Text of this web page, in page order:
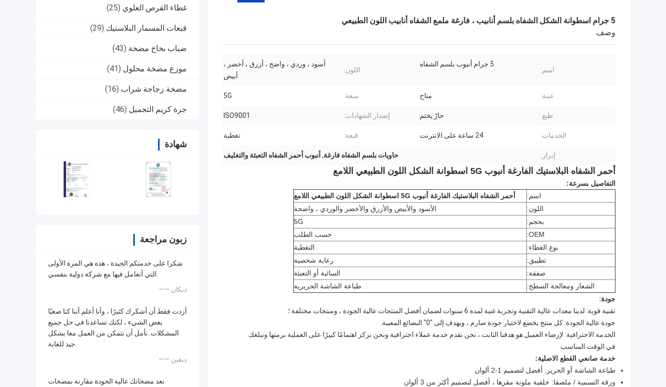
غطاء القرص العلوي (25)
قبعات المسمار البلاستيك (29)
ضباب بخاخ مضخة (43)
موزع مضخة محلول (41)
مضخة زجاجة شراب (16)
جرة كريم التجميل (46)
شهادة
زبون مراجعة
شكرا على خدمتكم الجيدة ، هذه هي المرة الأولى
التي أتعامل فيها مع شركة دولية بنفسي.
—— دنكان
أردت فقط أن أشكرك كثيرًا ، وأنا أعلم أننا كنا صعبًا
بعض الشيء ، لكنك تساعدنا في حل جميع
المشكلات. نأمل أن نتمكن من العمل معا بشكل
جيد للغاية.
—— ديفين
تعد مضخاتك عالية الجودة مقارنة بمضخات
5 جرام اسطوانة الشكل الشفاه بلسم أنابيب ، فارغة ملمع الشفاه أنابيب اللون الطبيعي
وصف
اسم:
5 جرام أنبوب بلسم الشفاه
اللون:
أسود ، وردي ، واضح ، أزرق ، أخضر ،
أبيض
عينة: متاح سعة: 5G
طبع: حارّ يختم إصدار الشهادات: ISO9001
الخدمات: 24 ساعة على الانترنت قبعة: تغطية
إبراز: حاويات بلسم الشفاه فارغة, أنبوب أحمر الشفاه التعبئة والتغليف
أحمر الشفاه البلاستيك الفارغة أنبوب 5G اسطوانة الشكل اللون الطبيعي اللامع
التفاصيل بسرعة:
اسم:
أحمر الشفاه البلاستيك الفارغة أنبوب 5G اسطوانة الشكل اللون الطبيعي اللامع
اللون:
الأسود والأبيض والأزرق والأخضر والوردي ، واضحة
بحجم:
5G
OEM:
حسب الطلب
نوع الغطاء:
التغطية
تطبيق:
رعاية شخصية
صفقة:
السائبة أو التعبئة
الشعار ومعالجة السطح:
طباعة الشاشة الحريرية
جودة:
تقنية قوية: لدينا معدات عالية التقنية وتجربة غنية لمدة 6 سنوات لضمان أفضل المنتجات عالية الجودة ، ومنتجات مختلفة ؛
جودة عالية الجودة: كل منتج يخضع لاختبار جودة صارم ، ويهدف إلى "0" البضائع المعيبة.
الخدمة الاحترافية: لإرضاء العميل هو هدفنا الثابت ، نحن نقدم خدمة عملاء احترافية ونحن نركز اهتمامًا كبيرًا على العملية برمتها ونبلغك
في الوقت المناسب
خدمة صانعي القطع الاصلية:
طباعة الشاشة أو الحرير: أفضل لتصميم 1-2 ألوان
ورقة التسمية / ملصقا: خلفية ملونة مقرها ، أفضل لتصميم أكثر من 3 ألوان